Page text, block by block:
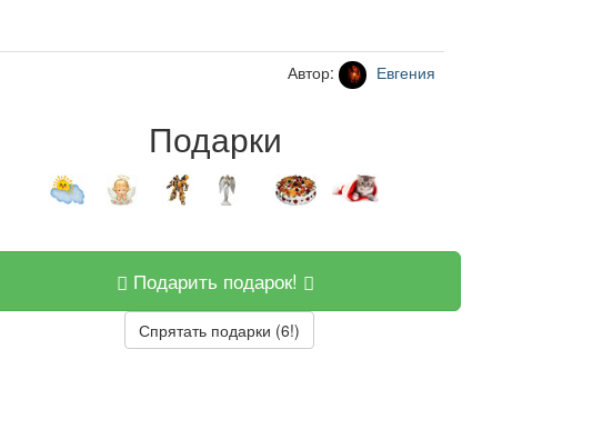
Автор: Евгения
Подарки
Подарить подарок!
Спрятать подарки (6!)